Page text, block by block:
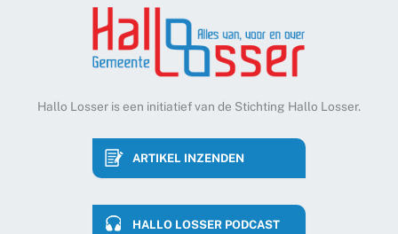
Hallo Losser is een initiatief van de Stichting Hallo Losser.
ARTIKEL INZENDEN
HALLO LOSSER PODCAST